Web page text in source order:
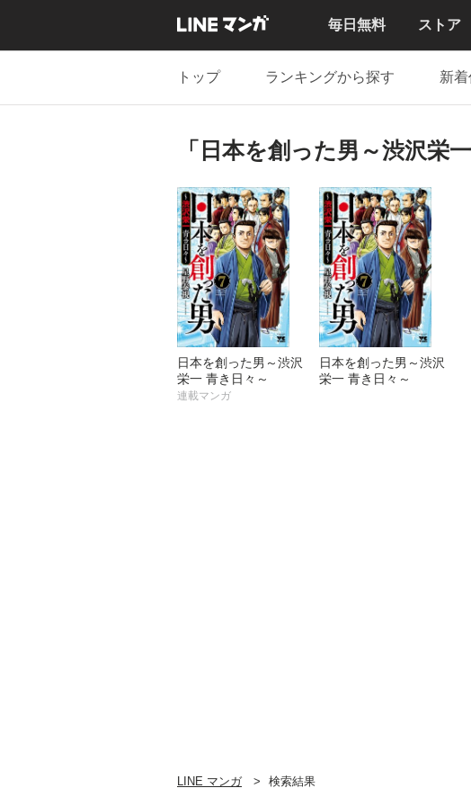
毎日無料 ストア
トップ ランキングから探す 新
「日本を創った男～渋沢栄
日本を創った男～渋沢
栄一 青き日々～
連載マンガ
日本を創った男～渋沢
栄一 青き日々～
LINE マンガ 検索結果